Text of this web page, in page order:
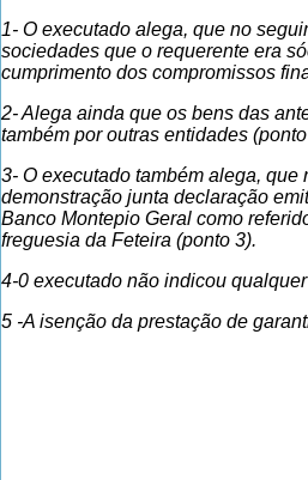
1- O executado alega, que no
sociedades que o requerente era
cumprimento dos compromissos
2- Alega ainda que os bens das
também por outras entidades
3- O executado também alega,
demonstração junta declaração
Banco Montepio Geral como
freguesia da Feteira (ponto 3).
4-0 executado não indicou
5 -A isenção da prestação de